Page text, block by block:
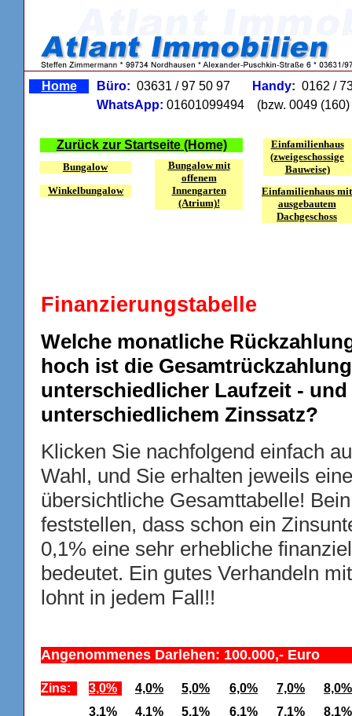
Home Büro: 03631 / 97 50 97 Handy: 0162 /
WhatsApp: 01601099494 (bzw. 0049
Zurück zur Startseite (Home)
Bungalow
Winkelbungalow
Bungalow mit
offenem
Innengarten
(Atrium)!
Einfamilienhaus
(zweigeschossige
Bauweise)
Einfamilienhaus mit
ausgebautem
Dachgeschoss
Finanzierungstabelle
Welche monatliche
hoch ist die
unterschiedlicher Laufzeit - und
unterschiedlichem Zinssatz?
Klicken Sie nachfolgend einfach
Wahl, und Sie erhalten jeweils
übersichtliche Gesamttabelle!
feststellen, dass schon ein
0,1% eine sehr erhebliche
bedeutet. Ein gutes Verhandeln
lohnt in jedem Fall!!
Angenommenes Darlehen: 100.000,- Euro
Zins:
3,0%
3,1%
4,0%
4,1%
5,0%
5,1%
6,0%
6,1%
7,0%
7,1%
8,0%
8,1%